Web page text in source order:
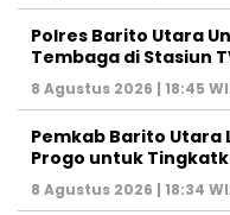
Polres Barito Utara
Tembaga di Stasiun
8 Agustus 2026 | 18:45
Pemkab Barito Utara
Progo untuk
8 Agustus 2026 | 18:34